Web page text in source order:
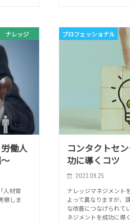
ナレッジ
働人
人材育
察しま
プロフェッショナル
コンタクトセ
功に導くコツ
2023.09.25
ナレッジマネジメント
よって異なりますが、
な改善につなげられて
ネジメントを成功に導